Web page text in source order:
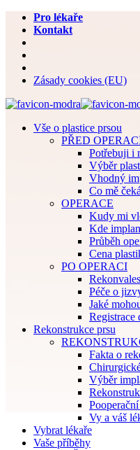
Pro lékaře
Kontakt
Zásady cookies (EU)
Vše o plastice prsou
PŘED
Potřebuji i
Výběr
Vhodný
Co mě
OPERACE
Kudy mi
Kde
Průběh
Cena
PO OPERACI
Péče o
Jaké
Registrace
Rekonstrukce prsu
Fakta o
Výběr
Vy a váš
Vybrat lékaře
Vaše příběhy